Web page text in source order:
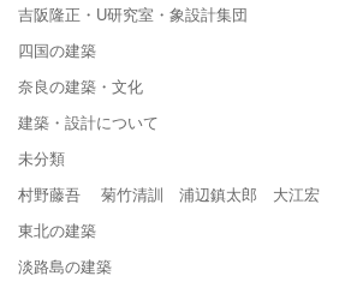
吉阪隆正・U研究室・象設計集団
四国の建築
奈良の建築・文化
建築・設計について
未分類
村野藤吾 菊竹清訓 浦辺鎮太郎 大江宏
東北の建築
淡路島の建築